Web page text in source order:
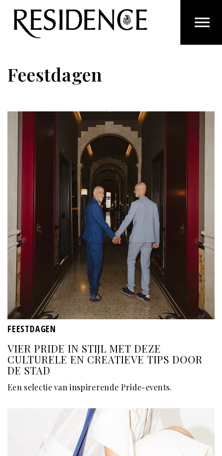
Overslaan en ga direct naar de inhoud
Feestdagen
FEESTDAGEN
VIER PRIDE IN STIJL MET DEZE
CULTURELE EN CREATIEVE TIPS DOOR
DE STAD
Een selectie van inspirerende Pride-events.